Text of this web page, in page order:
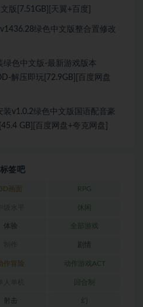
版[7.51GB][天翼+百度]
绿色中文版整合置修改
绿色中文版-最新游戏版本
解压即玩[72.9GB][百度网盘
装v1.0.2绿色中文版国语配音豪
GB][百度网盘+夸克网盘]
签吧
3D画面 RPG
休闲
体验 全部游戏
剧情
作冒险 动作游戏ACT
回合制
射击 幻